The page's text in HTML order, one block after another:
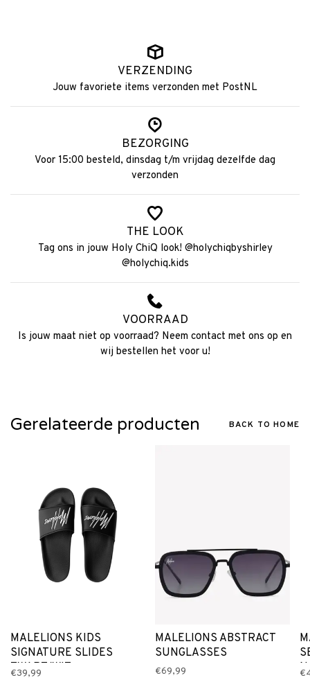
VERZENDING
Jouw favoriete items verzonden met PostNL
BEZORGING
Voor 15:00 besteld, dinsdag t/m vrijdag dezelfde dag
verzonden
THE LOOK
Tag ons in jouw Holy ChiQ look! @holychiqbyshirley
@holychiq.kids
VOORRAAD
Is jouw maat niet op voorraad? Neem contact met ons op en
wij bestellen het voor u!
Gerelateerde producten BACK TO HOME
MALELIONS KIDS
SIGNATURE SLIDES
ZWART/WIT
€39,99
MALELIONS ABSTRACT
SUNGLASSES
€69,99